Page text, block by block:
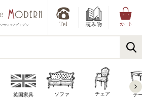
英国家具 ソファ チェア テ